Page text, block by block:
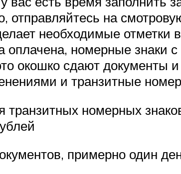
отправляйтесь на
необходимые отметки
оплачена, номерные знаки
окошко сдают документы
и транзитные
транзитных номерных
примерно один